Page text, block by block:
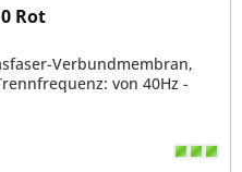
Rot
Verbundmembran,
von 40Hz -